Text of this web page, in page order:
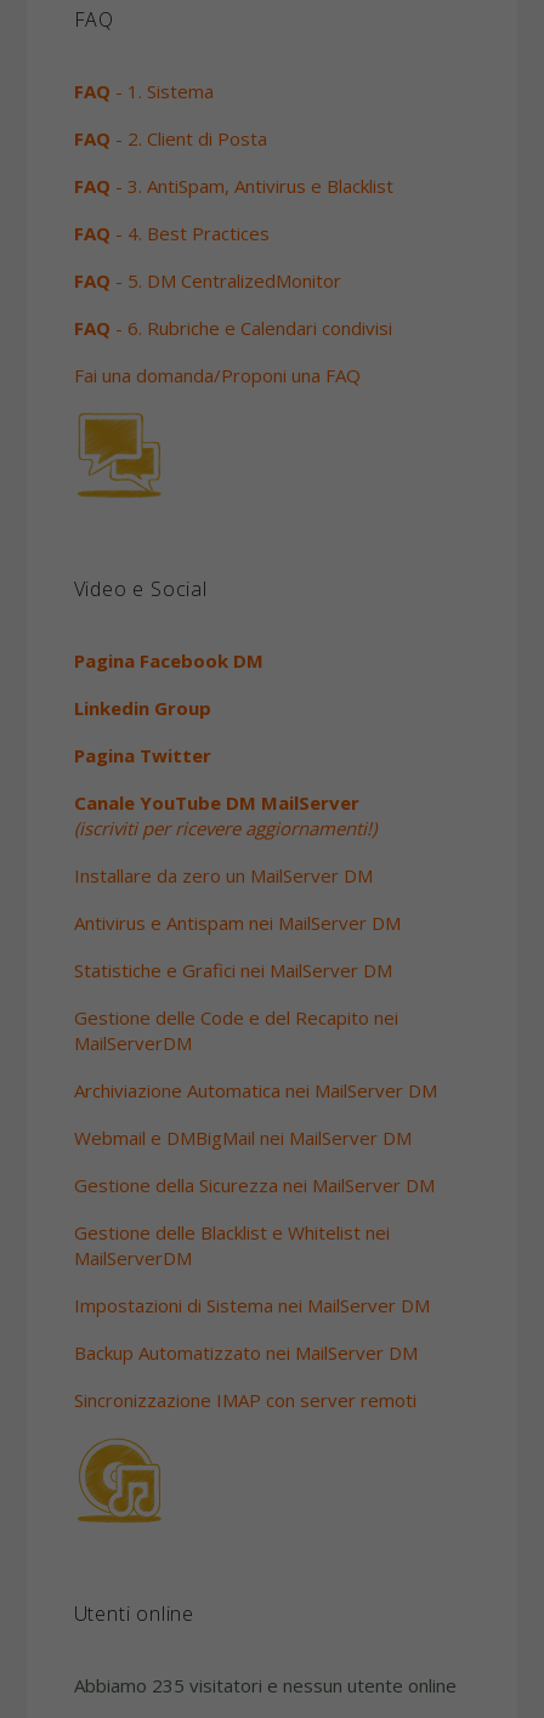
FAQ
FAQ - 1. Sistema
FAQ - 2. Client di Posta
FAQ - 3. AntiSpam, Antivirus e Blacklist
FAQ - 4. Best Practices
FAQ - 5. DM CentralizedMonitor
FAQ - 6. Rubriche e Calendari condivisi
Fai una domanda/Proponi una FAQ
Video e Social
Pagina Facebook DM
Linkedin Group
Pagina Twitter
Canale YouTube DM MailServer
(iscriviti per ricevere aggiornamenti!)
Installare da zero un MailServer DM
Antivirus e Antispam nei MailServer DM
Statistiche e Grafici nei MailServer DM
Gestione delle Code e del Recapito nei
MailServerDM
Archiviazione Automatica nei MailServer DM
Webmail e DMBigMail nei MailServer DM
Gestione della Sicurezza nei MailServer DM
Gestione delle Blacklist e Whitelist nei
MailServerDM
Impostazioni di Sistema nei MailServer DM
Backup Automatizzato nei MailServer DM
Sincronizzazione IMAP con server remoti
Utenti online
Abbiamo 235 visitatori e nessun utente online